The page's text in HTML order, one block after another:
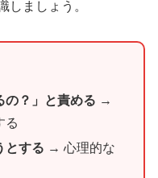
しましょう。
の？」と責める →
る
とする → 心理的な